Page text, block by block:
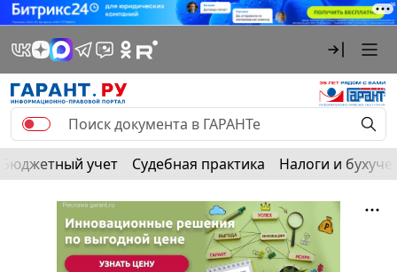
Бюджетный учет Судебная практика Налоги и